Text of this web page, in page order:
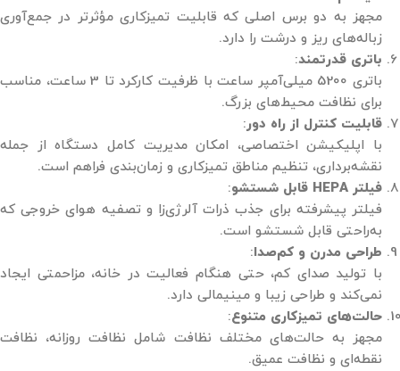
مجهز به دو برس اصلی که قابلیت تمیزکاری مؤثرتر در جمع‌آوری
زباله‌های ریز و درشت را دارد.
باتری قدرتمند:
باتری 5200 میلی‌آمپر ساعت با ظرفیت کارکرد تا 3 ساعت، مناسب
برای نظافت محیط‌های بزرگ.
قابلیت کنترل از راه دور:
با اپلیکیشن اختصاصی، امکان مدیریت کامل دستگاه از جمله
نقشه‌برداری، تنظیم مناطق تمیزکاری و زمان‌بندی فراهم است.
فیلتر HEPA قابل شستشو
:
فیلتر پیشرفته برای جذب ذرات آلرژی‌زا و تصفیه هوای خروجی که
به‌راحتی قابل شستشو است.
طراحی مدرن و کم‌صدا:
با تولید صدای کم، حتی هنگام فعالیت در خانه، مزاحمتی ایجاد
نمی‌کند و طراحی زیبا و مینیمالی دارد.
حالت‌های تمیزکاری متنوع:
مجهز به حالت‌های مختلف نظافت شامل نظافت روزانه، نظافت
نقطه‌ای و نظافت عمیق.